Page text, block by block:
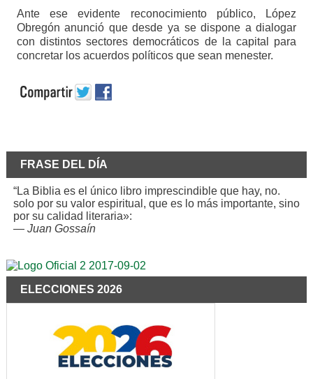
Ante ese evidente reconocimiento público, López
Obregón anunció que desde ya se dispone a dialogar
con distintos sectores democráticos de la capital para
concretar los acuerdos políticos que sean menester.
FRASE DEL DÍA
“La Biblia es el único libro imprescindible que hay, no.
solo por su valor espiritual, que es lo más importante, sino
por su calidad literaria»:
— Juan Gossaín
ELECCIONES 2026